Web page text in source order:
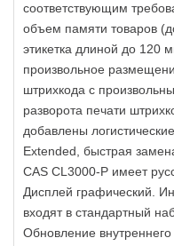
соответствующим
объем памяти товаров
этикетка длиной до 120
произвольное
штрихкода с
разворота печати
добавлены
Extended, быстрая
CAS CL3000-P имеет
Дисплей графический.
входят в стандартный
Обновление